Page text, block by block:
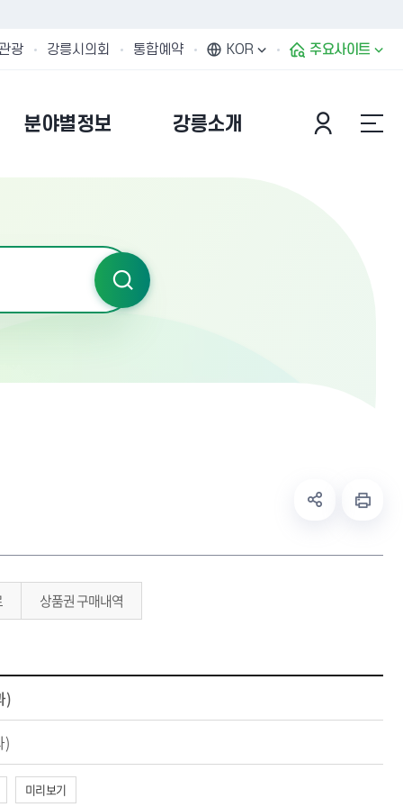
광 강릉시의회 통합예약 KOR 주요사이트
분야별정보 강릉소개
상품권 구매내역
)
)
미리보기